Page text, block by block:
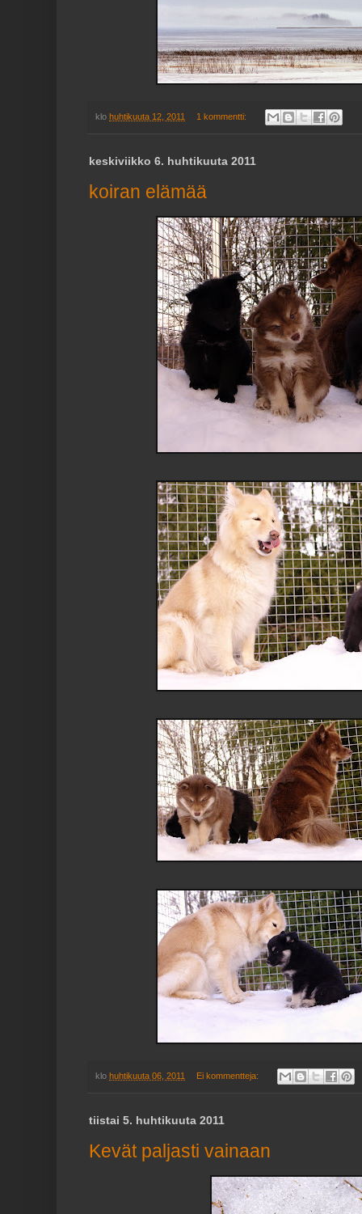
klo huhtikuuta 12, 2011 1 kommentti:
keskiviikko 6. huhtikuuta 2011
koiran elämää
klo huhtikuuta 06, 2011 Ei kommentteja:
tiistai 5. huhtikuuta 2011
Kevät paljasti vainaan